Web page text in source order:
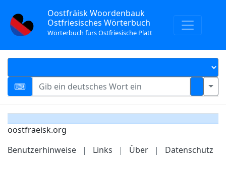
Oostfräisk Woordenbauk
Ostfriesisches Wörterbuch
Wörterbuch fürs Ostfriesische Platt
oostfraeisk.org
Benutzerhinweise
| Links | Über | Datenschutz